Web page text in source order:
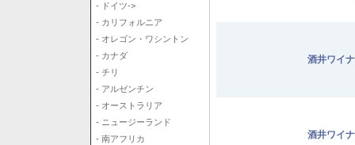
- ドイツ->
- カリフォルニア
- オレゴン・ワシントン
- カナダ
- チリ
- アルゼンチン
- オーストラリア
- ニュージーランド
- 南アフリカ
酒井ワイ
酒井ワイ